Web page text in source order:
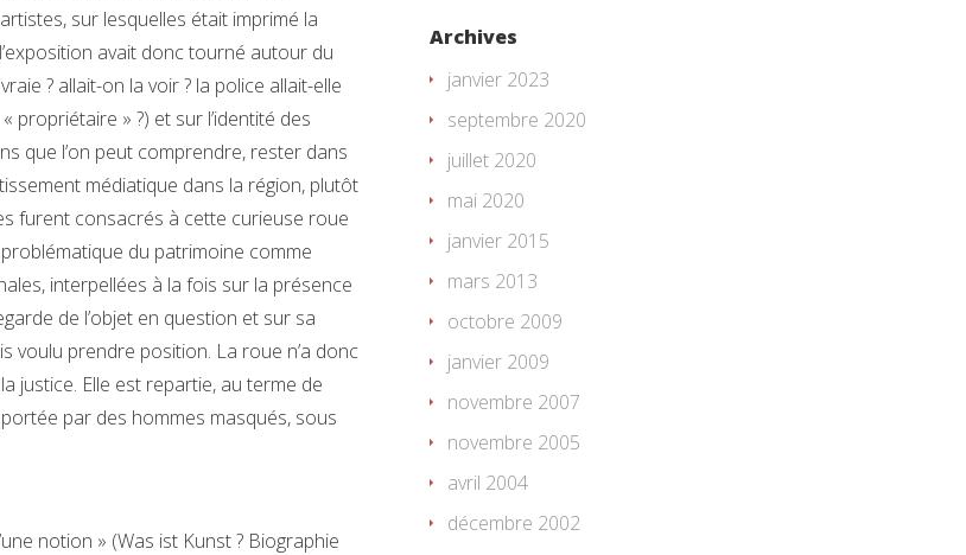
sur lesquelles était imprimé la
avait donc tourné autour du
? allait-on la voir ? la police allait-elle
» ?) et sur l’identité des
que l’on peut comprendre, rester dans
médiatique dans la région, plutôt
furent consacrés à cette curieuse roue
du patrimoine comme
interpellées à la fois sur la présence
de l’objet en question et sur sa
voulu prendre position. La roue n’a donc
justice. Elle est repartie, au terme de
par des hommes masqués, sous
notion » (Was ist Kunst ? Biographie
Archives
janvier 2023
septembre 2020
juillet 2020
mai 2020
janvier 2015
mars 2013
octobre 2009
janvier 2009
novembre 2007
novembre 2005
avril 2004
décembre 2002